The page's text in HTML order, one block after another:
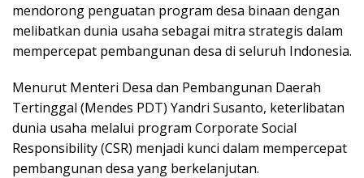
mendorong penguatan program desa binaan dengan
melibatkan dunia usaha sebagai mitra strategis dalam
mempercepat pembangunan desa di seluruh Indonesia.
Menurut Menteri Desa dan Pembangunan Daerah
Tertinggal (Mendes PDT) Yandri Susanto, keterlibatan
dunia usaha melalui program Corporate Social
Responsibility (CSR) menjadi kunci dalam mempercepat
pembangunan desa yang berkelanjutan.